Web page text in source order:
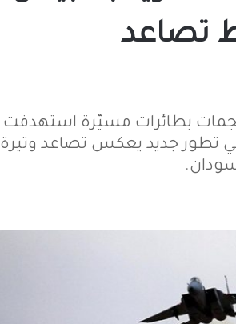
تصاعد
بطائرات مسيّرة استهدفت
في تطور جديد يعكس تصاعد وتيرة